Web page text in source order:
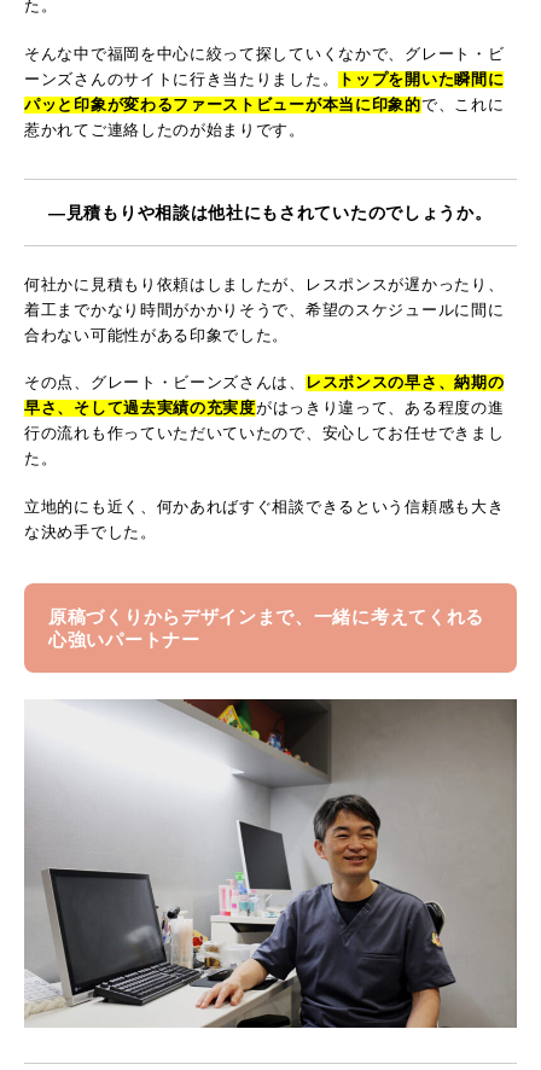
た。
そんな中で福岡を中心に絞って探していくなかで、グレート・ビ
ーンズさんのサイトに行き当たりました。
トップを開いた瞬間に
パッと印象が変わるファーストビューが本当に印象的で、これに
惹かれてご連絡したのが始まりです。
―見積もりや相談は他社にもされていたのでしょうか。
何社かに見積もり依頼はしましたが、レスポンスが遅かったり、
着工までかなり時間がかかりそうで、希望のスケジュールに間に
合わない可能性がある印象でした。
その点、グレート・ビーンズさんは、
レスポンスの早さ、納期の
早さ、そして過去実績の充実度がはっきり違って、ある程度の進
行の流れも作っていただいていたので、安心してお任せできまし
た。
立地的にも近く、何かあればすぐ相談できるという信頼感も大き
な決め手でした。
原稿づくりからデザインまで、一緒に考えてくれる
心強いパートナー